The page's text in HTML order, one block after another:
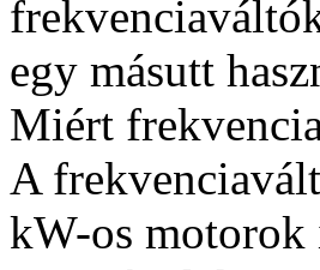
egy másutt
Miért
A
kW-os motorok